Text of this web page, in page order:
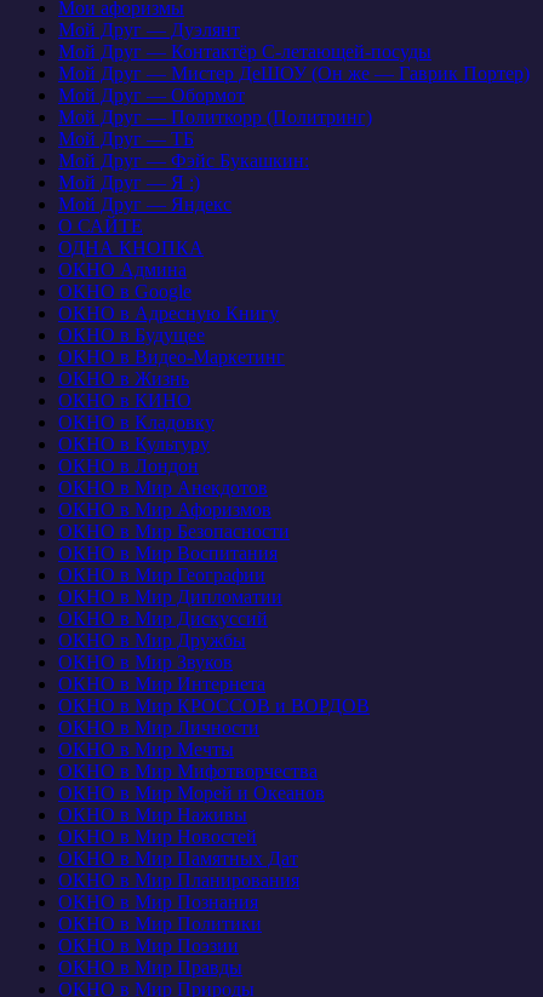
Мои афоризмы
Мой Друг — Дуэлянт
Мой Друг — Контактёр С-летающей-посуды
Мой Друг — Мистер ДеШОУ (Он же — Гаврик Портер)
Мой Друг — Обормот
Мой Друг — Политкорр (Политринг)
Мой Друг — ТБ
Мой Друг — Фэйс Букашкин:
Мой Друг — Я :)
Мой Друг — Яндекс
О САЙТЕ
ОДНА КНОПКА
ОКНО Админа
ОКНО в Google
ОКНО в Адресную Книгу
ОКНО в Будущее
ОКНО в Видео-Маркетинг
ОКНО в Жизнь
ОКНО в КИНО
ОКНО в Кладовку
ОКНО в Культуру
ОКНО в Лондон
ОКНО в Мир Анекдотов
ОКНО в Мир Афоризмов
ОКНО в Мир Безопасности
ОКНО в Мир Воспитания
ОКНО в Мир Географии
ОКНО в Мир Дипломатии
ОКНО в Мир Дискуссий
ОКНО в Мир Дружбы
ОКНО в Мир Звуков
ОКНО в Мир Интернета
ОКНО в Мир КРОССОВ и ВОРДОВ
ОКНО в Мир Личности
ОКНО в Мир Мечты
ОКНО в Мир Мифотворчества
ОКНО в Мир Морей и Океанов
ОКНО в Мир Наживы
ОКНО в Мир Новостей
ОКНО в Мир Памятных Дат
ОКНО в Мир Планирования
ОКНО в Мир Познания
ОКНО в Мир Политики
ОКНО в Мир Поэзии
ОКНО в Мир Правды
ОКНО в Мир Природы